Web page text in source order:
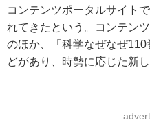
コンテンツポータルサイト
れてきたという。コンテン
のほか、「科学なぜなぜ
どがあり、時勢に応じた新